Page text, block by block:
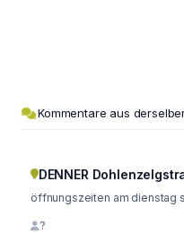
Kommentare aus
DENNER
öffnungszeiten am dienstag
?